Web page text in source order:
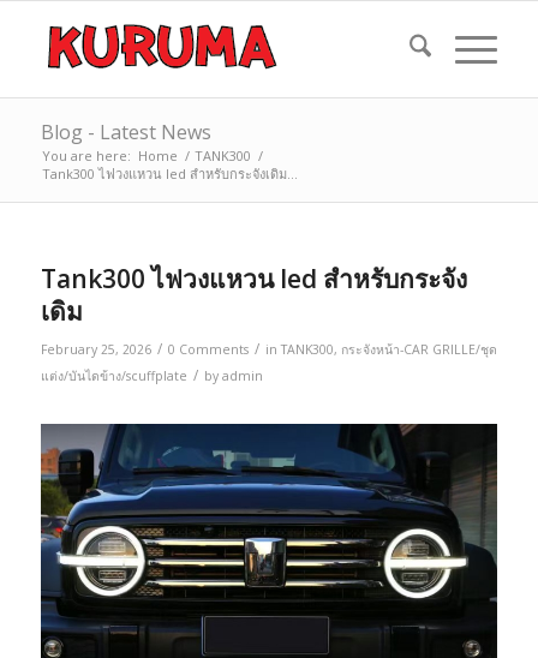
Blog - Latest News
You are here: Home / TANK300 /
Tank300 ไฟวงแหวน led สำหรับกระจังเดิม...
Tank300 ไฟวงแหวน led สำหรับกระจัง
เดิม
February 25, 2026 / 0 Comments / inTANK300, กระจังหน้า-CAR GRILLE/ชุด
แต่ง/บันไดข้าง/scuffplate / by admin